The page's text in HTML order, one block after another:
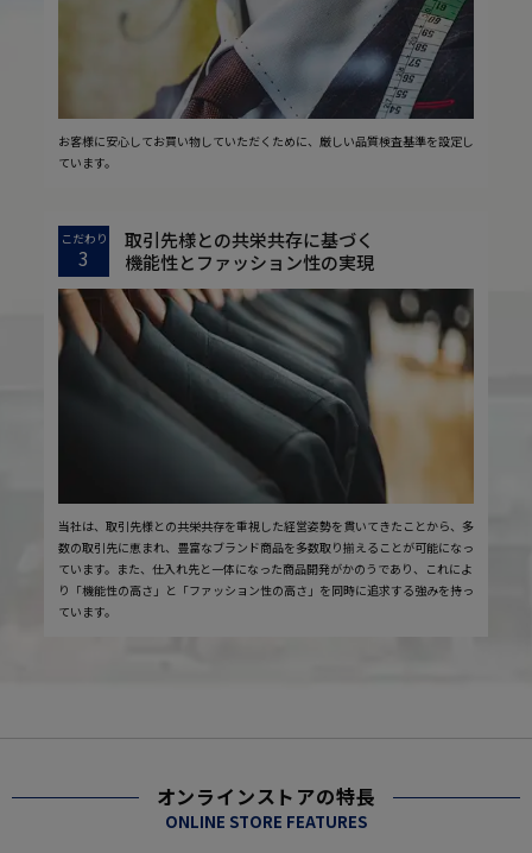
お客様に安心してお買い物していただくために、厳しい品質検査基準を設定し
ています。
こだわり
3
取引先様との共栄共存に基づく
機能性とファッション性の実現
当社は、取引先様との共栄共存を重視した経営姿勢を貫いてきたことから、多
数の取引先に恵まれ、豊富なブランド商品を多数取り揃えることが可能になっ
ています。また、仕入れ先と一体になった商品開発がかのうであり、これによ
り「機能性の高さ」と「ファッション性の高さ」を同時に追求する強みを持っ
ています。
オンラインストアの特長
ONLINE STORE FEATURES